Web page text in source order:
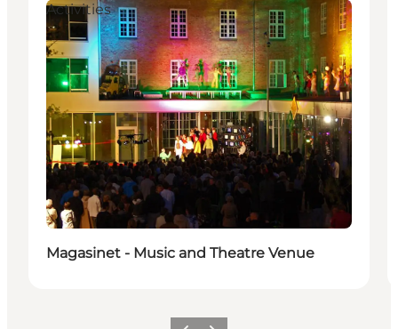
Activities
Magasinet - Music and Theatre Venue